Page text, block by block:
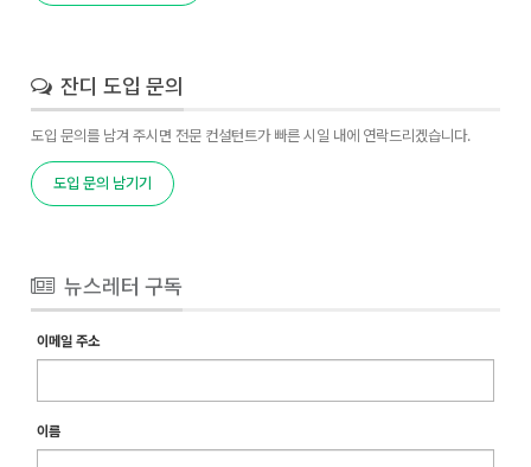
잔디 도입 문의
도입 문의를 남겨 주시면 전문 컨설턴트가 빠른 시일 내에 연락드리겠습니다.
도입 문의 남기기
뉴스레터 구독
이메일 주소
이름